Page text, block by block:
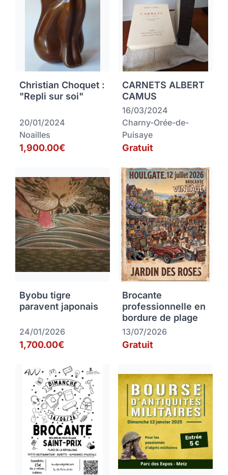
Christian Choquet :
"Repli sur soi"
20/01/2024
Noailles
1,900.00€
CARNETS ALBERT
CAMUS
16/03/2024
Charny-Orée-de-
Puisaye
Gratuit
Byobu tigre
paravent japonais
24/01/2026
1,700.00€
Brocante
professionnelle en
bordure de plage
13/07/2026
Gratuit